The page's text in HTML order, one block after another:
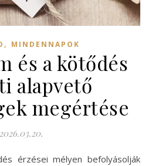
, MINDENNAPOK
és a kötődés
alapvető
megértése
2026.03.20.